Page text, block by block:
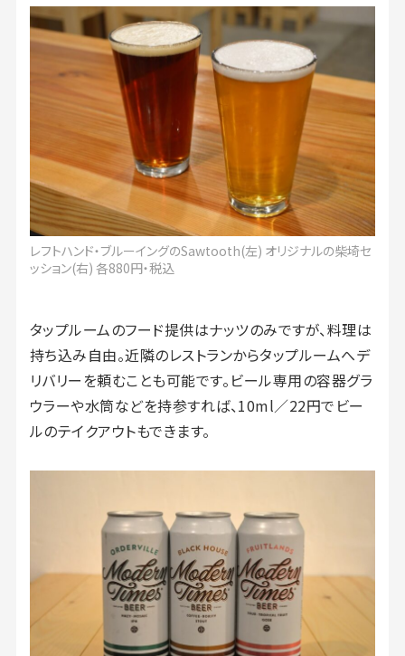
レフトハンド・ブルーイングのSawtooth(左) オリジナルの柴埼セ
ッション(右) 各880円・税込
タップルームのフード提供はナッツのみですが、料理は
持ち込み自由。近隣のレストランからタップルームへデ
リバリーを頼むことも可能です。ビール専用の容器グラ
ウラーや水筒などを持参すれば、10ml／22円でビー
ルのテイクアウトもできます。